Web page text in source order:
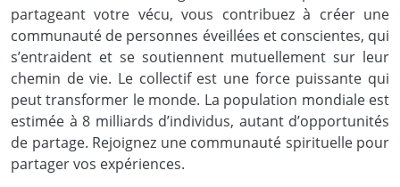
partageant votre vécu, vous contribuez à créer une
communauté de personnes éveillées et conscientes, qui
s’entraident et se soutiennent mutuellement sur leur
chemin de vie. Le collectif est une force puissante qui
peut transformer le monde. La population mondiale est
estimée à 8 milliards d’individus, autant d’opportunités
de partage. Rejoignez une communauté spirituelle pour
partager vos expériences.